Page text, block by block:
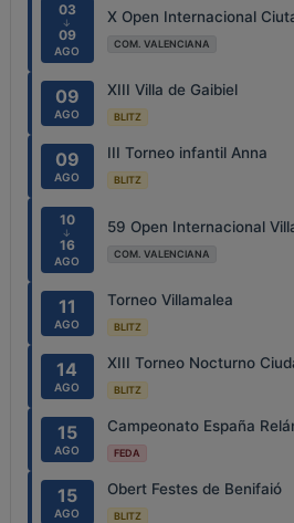
03
↓
09
AGO
X Open Internacional
COM. VALENCIANA
09
AGO
XIII Villa de Gaibiel
BLITZ
09
AGO
III Torneo infantil Anna
BLITZ
10
↓
16
AGO
59 Open Internacional
COM. VALENCIANA
11
AGO
Torneo Villamalea
BLITZ
14
AGO
XIII Torneo Nocturno
BLITZ
15
AGO
Campeonato España
FEDA
15
AGO
Obert Festes de Benifaió
BLITZ